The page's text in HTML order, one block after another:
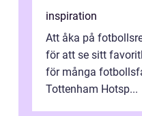
inspiration
Att åka på
för att se sitt
för många
Tottenham Hotsp...